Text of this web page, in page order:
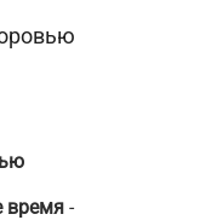
время -